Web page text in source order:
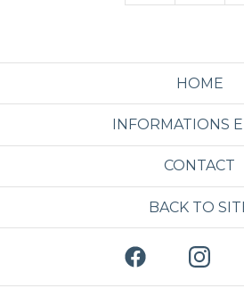
HOME
INFORMATIONS
CONTACT
BACK TO